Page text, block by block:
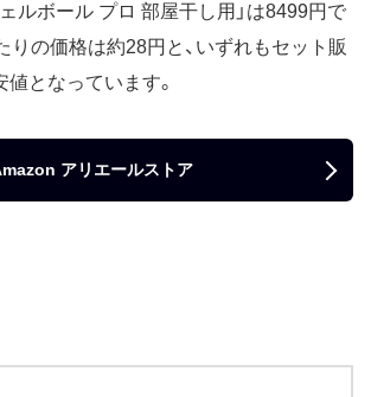
ルボール プロ 部屋干し用」は8499円で
りの価格は約28円と、いずれもセット販
となっています。
アリエールストア